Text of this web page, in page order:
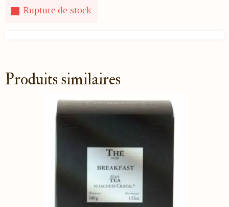
Rupture de stock
Produits similaires